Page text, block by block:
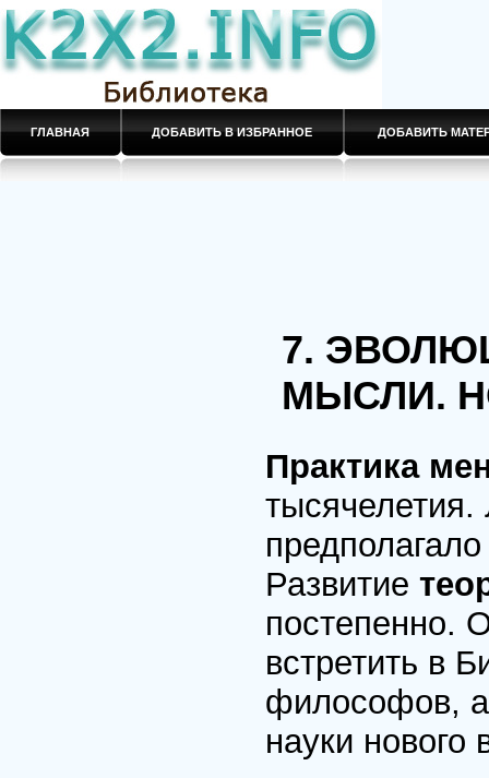
ГЛАВНАЯ ДОБАВИТЬ В ИЗБРАННОЕ ДОБАВИТЬ
7.
МЫСЛИ.
Практика
тысячелетия.
Развитие
постепенно.
встретить в
философов, а
науки нового